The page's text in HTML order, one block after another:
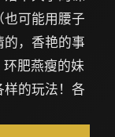
可能用腰子
，香艳的事
肥燕瘦的妹
的玩法！各